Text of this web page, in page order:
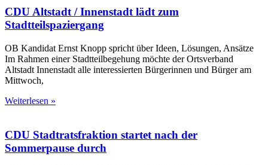
CDU Altstadt / Innenstadt lädt zum
Stadtteilspaziergang
OB Kandidat Ernst Knopp spricht über Ideen, Lösungen, Ansätze
Im Rahmen einer Stadtteilbegehung möchte der Ortsverband
Altstadt Innenstadt alle interessierten Bürgerinnen und Bürger am
Mittwoch,
Weiterlesen »
CDU Stadtratsfraktion startet nach der
Sommerpause durch